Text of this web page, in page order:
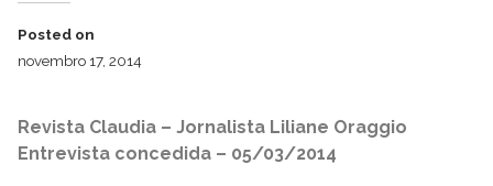
Posted on
novembro 17, 2014
Revista Claudia – Jornalista Liliane Oraggio
Entrevista concedida – 05/03/2014